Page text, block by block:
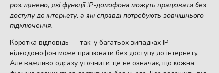
розглянемо, які функції IP-домофона можуть працювати без
доступу до інтернету, а які справді потребують зовнішнього
підключення.
Коротка відповідь — так: у багатьох випадках IP-
відеодомофон може працювати без доступу до інтернету.
Але важливо одразу уточнити: це не означає, що кожна